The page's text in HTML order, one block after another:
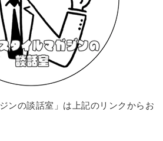
ンの談話室」は上記のリンクからお